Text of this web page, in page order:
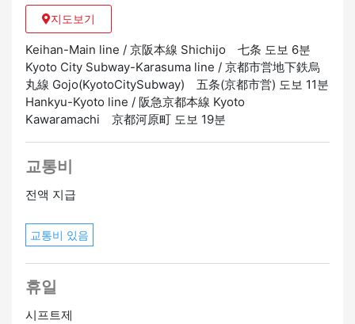
지도보기
Keihan-Main line / 京阪本線 Shichijo 七条 도보 6분
Kyoto City Subway-Karasuma line / 京都市営地下鉄烏
丸線 Gojo(KyotoCitySubway) 五条(京都市営) 도보 11분
Hankyu-Kyoto line / 阪急京都本線 Kyoto
Kawaramachi 京都河原町 도보 19분
교통비
전액 지급
교통비 있음
휴일
시프트제